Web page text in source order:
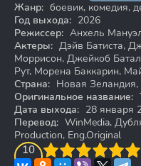
Жанр: боевик, комедия,
Год выхода: 2026
Режиссер: Анхель
Актеры: Дэйв Батиста,
Моррисон, Джейкоб
Рут, Морена Баккарин,
Страна: Новая
Оригинальное название:
Дата выхода: 28 января
Перевод: WinMedia,
Production, Eng.Original
10
4 5 6 7 8 9 10